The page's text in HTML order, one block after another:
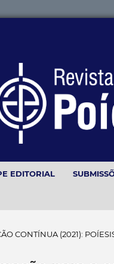
EDITORIAL
CONTÍNUA (2021):